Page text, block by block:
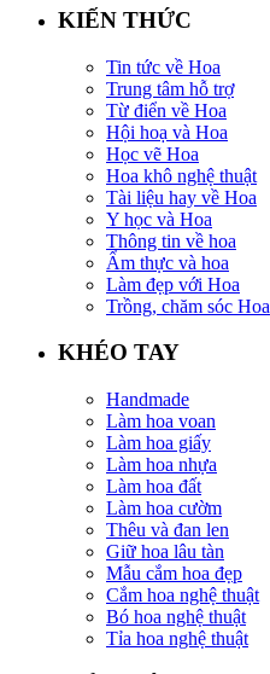
KIẾN THỨC
Tin tức về Hoa
Trung tâm hỗ trợ
Từ điển về Hoa
Hội hoạ và Hoa
Học vẽ Hoa
Hoa khô nghệ thuật
Tài liệu hay về Hoa
Y học và Hoa
Thông tin về hoa
Ẩm thực và hoa
Làm đẹp với Hoa
Trồng, chăm sóc Hoa
KHÉO TAY
Handmade
Làm hoa voan
Làm hoa giấy
Làm hoa nhựa
Làm hoa đất
Làm hoa cườm
Thêu và đan len
Giữ hoa lâu tàn
Mẫu cắm hoa đẹp
Cắm hoa nghệ thuật
Bó hoa nghệ thuật
Tỉa hoa nghệ thuật